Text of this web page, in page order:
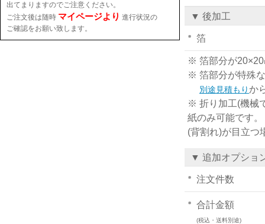
出てまりますのでご注意ください。
ご注文後は随時 マイページより 進行状況の
ご確認をお願い致します。
▼ 後加工
箔
※ 箔部分が20×20
※ 箔部分が特殊
別途見積もりか
※ 折り加工(機械
紙のみ可能です
(背割れ)が目立つ
▼ 追加オプショ
注文件数
合計金額
(税込・送料別途)